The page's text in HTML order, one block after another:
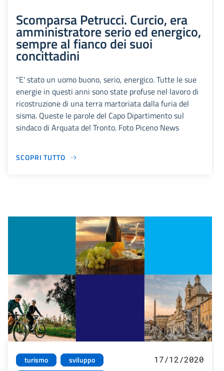
Scomparsa Petrucci. Curcio, era
amministratore serio ed energico,
sempre al fianco dei suoi
concittadini
"E' stato un uomo buono, serio, energico. Tutte le sue
energie in questi anni sono state profuse nel lavoro di
ricostruzione di una terra martoriata dalla furia del
sisma. Queste le parole del Capo Dipartimento sul
sindaco di Arquata del Tronto. Foto Piceno News
SCOPRI TUTTO
turismo
sviluppo
17/12/2020